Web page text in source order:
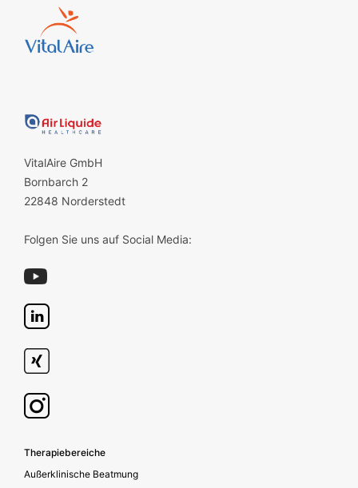
VitalAire GmbH
Bornbarch 2
22848 Norderstedt
Folgen Sie uns auf Social Media:
Footer secondary
Therapiebereiche
Außerklinische Beatmung